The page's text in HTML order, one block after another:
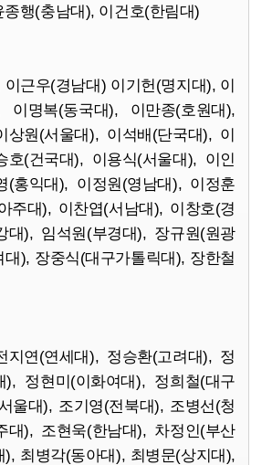
행(충남대), 이건호(한림대)
근우(경남대) 이기헌(명지대), 이
이명복(동국대), 이만종(호원대),
상원(서울대), 이석배(단국대), 이
호(건국대), 이용식(서울대), 이인
(홍익대), 이정원(영남대), 이정훈
주대), 이찬엽(서남대), 이창호(경
대), 임석원(부경대), 장규원(원광
), 장중식(대구가톨릭대), 장한철
지연(연세대), 정승환(고려대), 정
), 정현미(이화여대), 정희철(대구
울대), 조기영(전북대), 조병선(청
대), 조현욱(한남대), 차정인(부산
최병각(동아대), 최병문(상지대),